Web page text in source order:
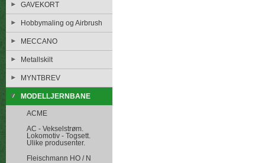
GAVEKORT
Hobbymaling og Airbrush
MECCANO
Metallskilt
MYNTBREV
MODELLJERNBANE
ACME
AC - Vekselstrøm.
Lokomotiv - Togsett.
Ulike produsenter.
Fleischmann HO / N